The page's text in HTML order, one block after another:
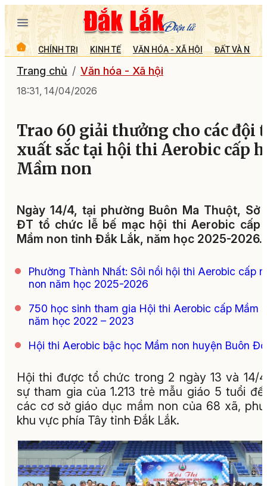
CHÍNH TRỊ KINH TẾ VĂN HÓA - XÃ HỘI ĐẤT VÀ
Trang chủ Văn hóa - Xã hội
18:31, 14/04/2026
Trao 60 giải thưởng cho các đội
xuất sắc tại hội thi Aerobic cấp
Mầm non
Ngày 14/4, tại phường Buôn Ma Thuột, Sở
ĐT tổ chức lễ bế mạc hội thi Aerobic cấp
Mầm non tỉnh Đắk Lắk, năm học 2025-2026.
Phường Thành Nhất: Sôi nổi hội thi Aerobic cấp
non năm học 2025-2026
750 học sinh tham gia Hội thi Aerobic cấp Mầm
năm học 2022 – 2023
Hội thi Aerobic bậc học Mầm non huyện Buôn
Hội thi được tổ chức trong 2 ngày 13 và 14/
sự tham gia của 1.213 trẻ mẫu giáo 5 tuổi
các cơ sở giáo dục mầm non của 68 xã,
khu vực phía Tây tỉnh Đắk Lắk.